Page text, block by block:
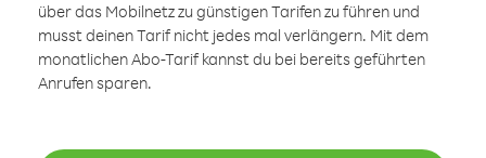
über das Mobilnetz zu günstigen Tarifen zu führen und
musst deinen Tarif nicht jedes mal verlängern. Mit dem
monatlichen Abo-Tarif kannst du bei bereits geführten
Anrufen sparen.